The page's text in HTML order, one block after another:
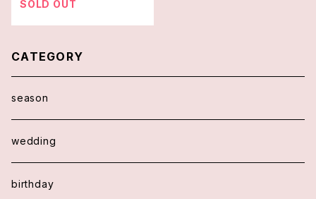
SOLD OUT
CATEGORY
season
wedding
birthday